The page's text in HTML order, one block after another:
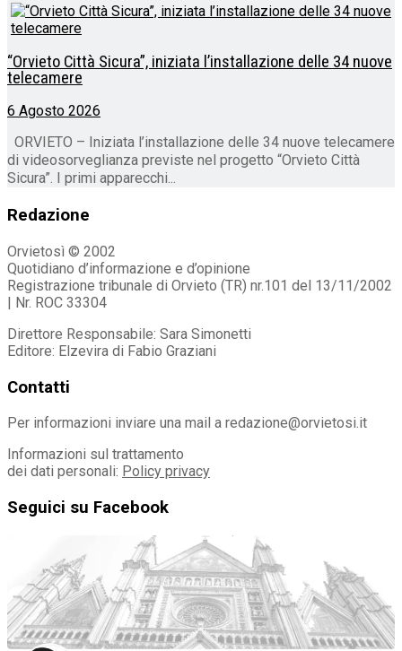
“Orvieto Città Sicura”, iniziata l’installazione delle 34 nuove
telecamere
6 Agosto 2026
ORVIETO – Iniziata l’installazione delle 34 nuove telecamere
di videosorveglianza previste nel progetto “Orvieto Città
Sicura”. I primi apparecchi...
Redazione
Orvietosì © 2002
Quotidiano d’informazione e d’opinione
Registrazione tribunale di Orvieto (TR) nr.101 del 13/11/2002
| Nr. ROC 33304
Direttore Responsabile: Sara Simonetti
Editore: Elzevira di Fabio Graziani
Contatti
Per informazioni inviare una mail a redazione@orvietosi.it
Informazioni sul trattamento
dei dati personali: Policy privacy
Seguici su Facebook